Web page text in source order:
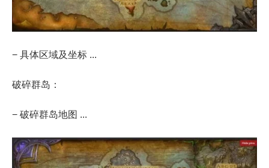
− 具体区域及坐标 ...
破碎群岛：
− 破碎群岛地图 ...